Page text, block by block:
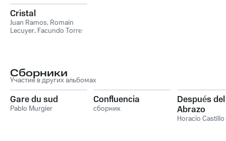
Cristal
Juan Ramos, Romain
Lecuyer, Facundo Torres
Сборники
Участие в других альбомах
Gare du sud
Pablo Murgier
Confluencia
сборник
Después del
Abrazo
Horacio Castillo